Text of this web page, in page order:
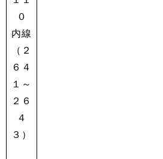
０
内線
（２
６４
１～
２６
４
３）